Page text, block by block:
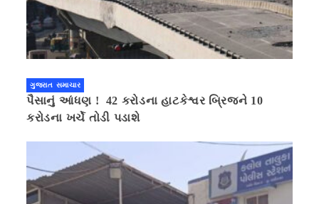
ગુજરાત સમાચાર
પૈસાનું આંધણ ! 42 કરોડના હાટકેશ્વર બ્રિજને 10
કરોડના ખર્ચે તોડી પડાશે